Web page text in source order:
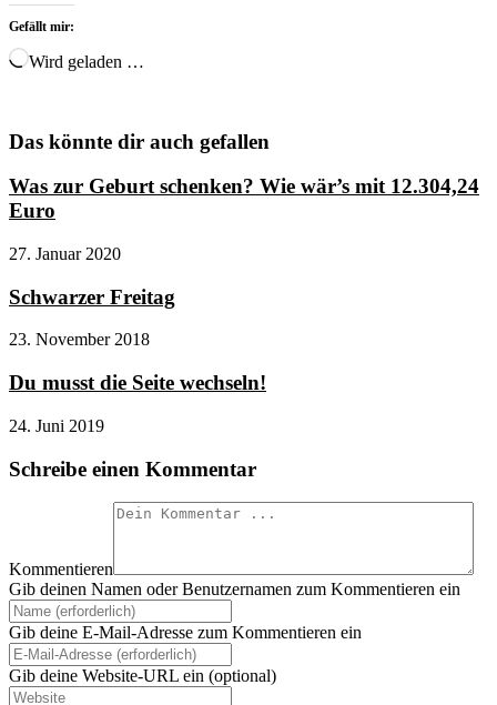
Gefällt mir:
Wird geladen …
Das könnte dir auch gefallen
Was zur Geburt schenken? Wie wär’s mit 12.304,24
Euro
27. Januar 2020
Schwarzer Freitag
23. November 2018
Du musst die Seite wechseln!
24. Juni 2019
Schreibe einen Kommentar
Kommentieren
Gib deinen Namen oder Benutzernamen zum Kommentieren ein
Gib deine E-Mail-Adresse zum Kommentieren ein
Gib deine Website-URL ein (optional)